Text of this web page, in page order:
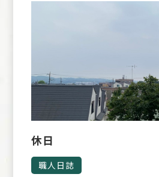
休日
職人日誌